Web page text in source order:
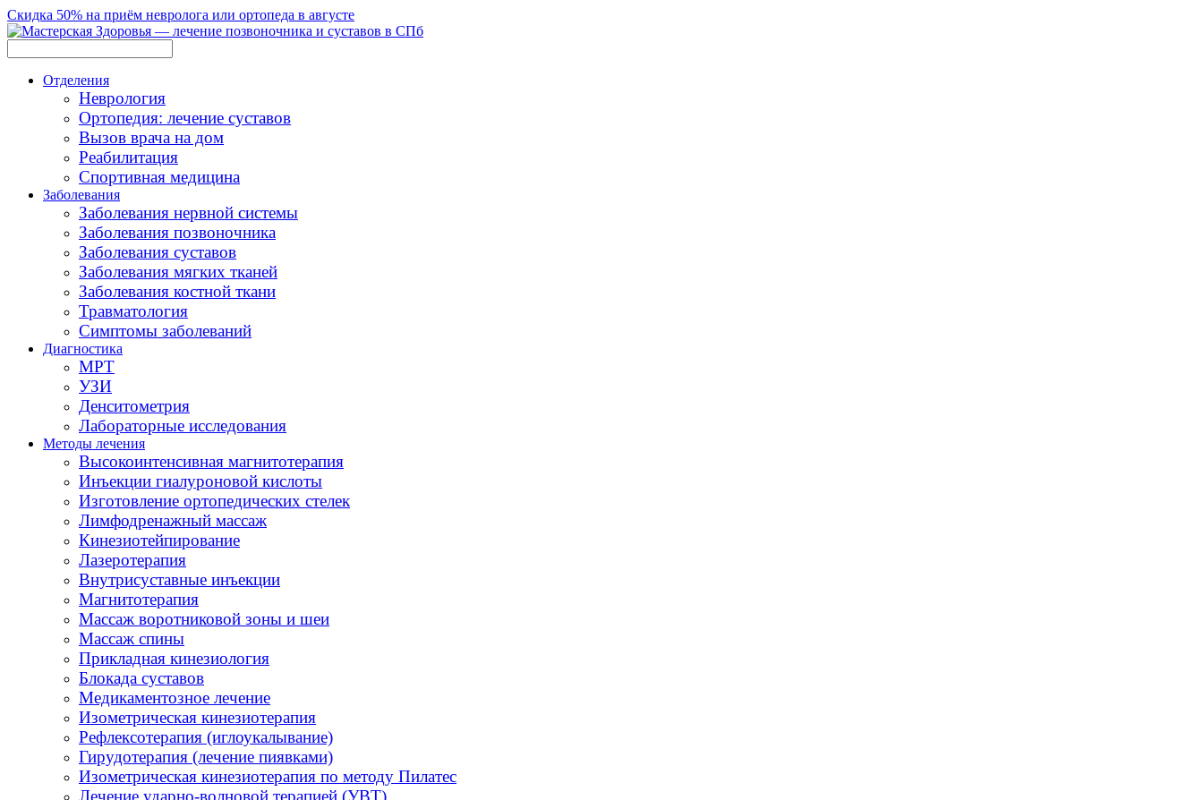
Скидка 50% на приём невролога или ортопеда в августе
Отделения
Неврология
Ортопедия: лечение суставов
Вызов врача на дом
Реабилитация
Спортивная медицина
Заболевания
Заболевания нервной системы
Заболевания позвоночника
Заболевания суставов
Заболевания мягких тканей
Заболевания костной ткани
Травматология
Симптомы заболеваний
Диагностика
МРТ
УЗИ
Денситометрия
Лабораторные исследования
Методы лечения
Высокоинтенсивная магнитотерапия
Инъекции гиалуроновой кислоты
Изготовление ортопедических стелек
Лимфодренажный массаж
Кинезиотейпирование
Лазеротерапия
Внутрисуставные инъекции
Магнитотерапия
Массаж воротниковой зоны и шеи
Массаж спины
Прикладная кинезиология
Блокада суставов
Медикаментозное лечение
Изометрическая кинезиотерапия
Рефлексотерапия (иглоукалывание)
Гирудотерапия (лечение пиявками)
Изометрическая кинезиотерапия по методу Пилатес
Лечение ударно-волновой терапией (УВТ)